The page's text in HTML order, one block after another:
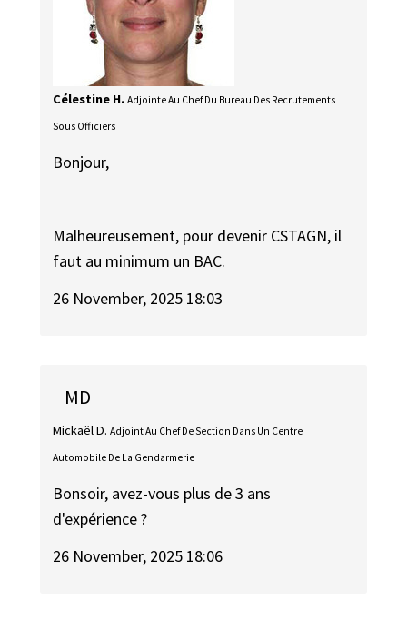
Célestine H. Adjointe Au Chef Du Bureau Des Recrutements
Sous Officiers
Bonjour,
Malheureusement, pour devenir CSTAGN, il
faut au minimum un BAC.
26 November, 2025 18:03
MD
Mickaël D. Adjoint Au Chef De Section Dans Un Centre
Automobile De La Gendarmerie
Bonsoir, avez-vous plus de 3 ans
d'expérience ?
26 November, 2025 18:06